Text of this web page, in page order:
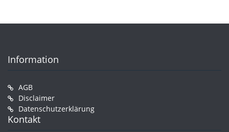
Information
AGB
Disclaimer
Datenschutzerklärung
Kontakt